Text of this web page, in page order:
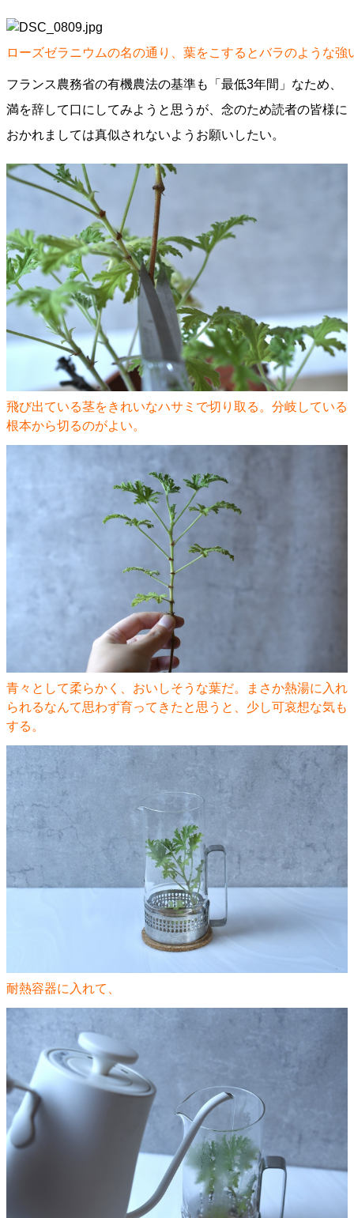
ローズゼラニウムの名の通り、葉をこするとバラのような強
フランス農務省の有機農法の基準も「最低3年間」なため、
満を辞して口にしてみようと思うが、念のため読者の皆様に
おかれましては真似されないようお願いしたい。
飛び出ている茎をきれいなハサミで切り取る。分岐している
根本から切るのがよい。
青々として柔らかく、おいしそうな葉だ。まさか熱湯に入れ
られるなんて思わず育ってきたと思うと、少し可哀想な気も
する。
耐熱容器に入れて、